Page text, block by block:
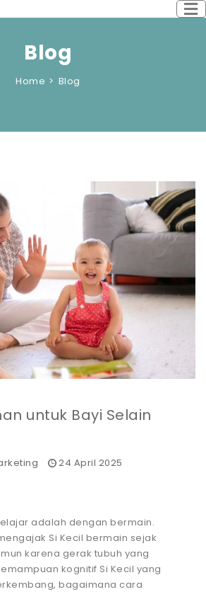
Blog
Home Blog
untuk Bayi Selain
24 April 2025
adalah dengan bermain.
Si Kecil bermain sejak
karena gerak tubuh yang
kognitif Si Kecil yang
bagaimana cara